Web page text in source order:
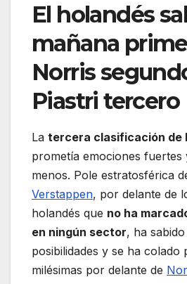
El holandés
mañana
Norris
Piastri tercero
La tercera clasificación de
prometía emociones fuertes
menos. Pole estratosférica
Verstappen, por delante de
holandés que no ha
en ningún sector, ha
posibilidades y se ha colado
milésimas por delante de